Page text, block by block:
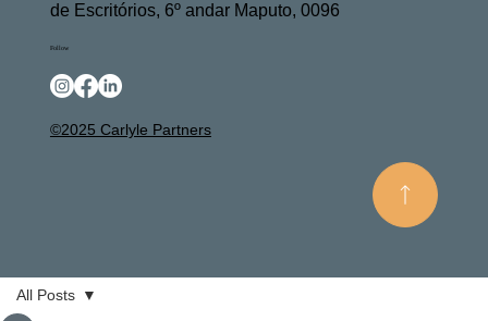
All Posts
de Escritórios, 6º andar Maputo, 0096
Follow
©2025 Carlyle Partners